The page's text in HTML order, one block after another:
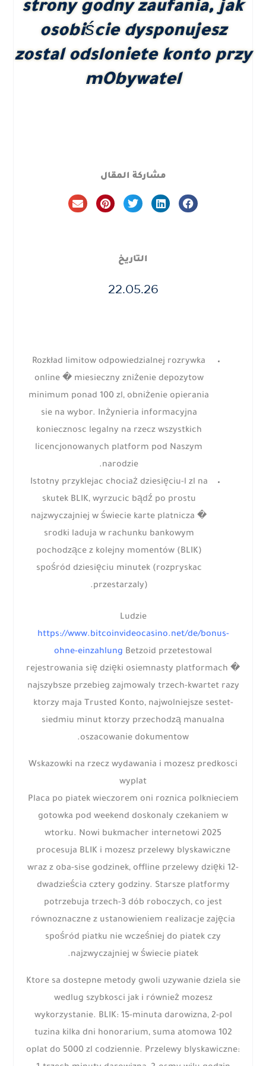
strony godny zaufania, jak
osobiście dysponujesz
zostal odsloniete konto przy
mObywatel
مشاركة المقال
التاريخ
22.05.26
Rozkład limitow odpowiedzialnej rozrywka
online � miesieczny zniżenie depozytow
minimum ponad 100 zl, obniżenie opierania
sie na wybor. Inżynieria informacyjna
koniecznosc legalny na rzecz wszystkich
licencjonowanych platform pod Naszym
narodzie.
Istotny przyklejac chociaż dziesięciu-l zl na
skutek BLIK, wyrzucic bądź po prostu
najzwyczajniej w świecie karte platnicza �
srodki laduja w rachunku bankowym
pochodzące z kolejny momentów (BLIK)
spośród dziesięciu minutek (rozpryskac
przestarzaly).
Ludzie
https://www.bitcoinvideocasino.net/de/bonus-
ohne-einzahlung Betzoid przetestowal
rejestrowania się dzięki osiemnasty platformach �
najszybsze przebieg zajmowaly trzech-kwartet razy
ktorzy maja Trusted Konto, najwolniejsze sestet-
siedmiu minut ktorzy przechodzą manualna
oszacowanie dokumentow.
Wskazowki na rzecz wydawania i mozesz predkosci
wyplat
Placa po piatek wieczorem oni roznica polknieciem
gotowka pod weekend doskonaly czekaniem w
wtorku. Nowi bukmacher internetowi 2025
procesuja BLIK i mozesz przelewy blyskawiczne
wraz z oba-sise godzinek, offline przelewy dzięki 12-
dwadzieścia cztery godziny. Starsze platformy
potrzebuja trzech-3 dób roboczych, co jest
równoznaczne z ustanowieniem realizacje zajęcia
spośród piatku nie wcześniej do piatek czy
najzwyczajniej w świecie piatek.
Ktore sa dostepne metody gwoli uzywanie dziela sie
wedlug szybkosci jak i również mozesz
wykorzystanie. BLIK: 15-minuta darowizna, 2-pol
tuzina kilka dni honorarium, suma atomowa 102
oplat do 5000 zl codziennie. Przelewy blyskawiczne: